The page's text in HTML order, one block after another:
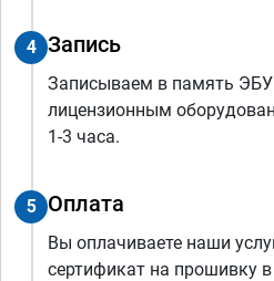
4 Запись
Записываем в память
лицензионным
1-3 часа.
5 Оплата
Вы оплачиваете наши
сертификат на прошивку